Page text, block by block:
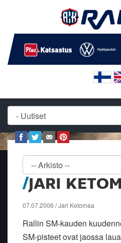
JARI
07.07.2006 / Jari Ketomaa
Rallin SM-kauden
SM-pisteet ovat jaossa